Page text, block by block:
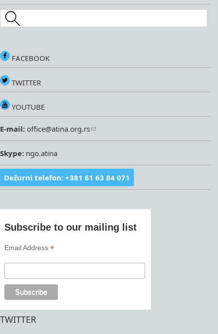
Search this site
FACEBOOK
TWITTER
YOUTUBE
E-mail: office@atina.org.rs
Skype: ngo.atina
Dežurni telefon: +381 61 63 84 071
Subscribe to our mailing list
Email Address*
TWITTER